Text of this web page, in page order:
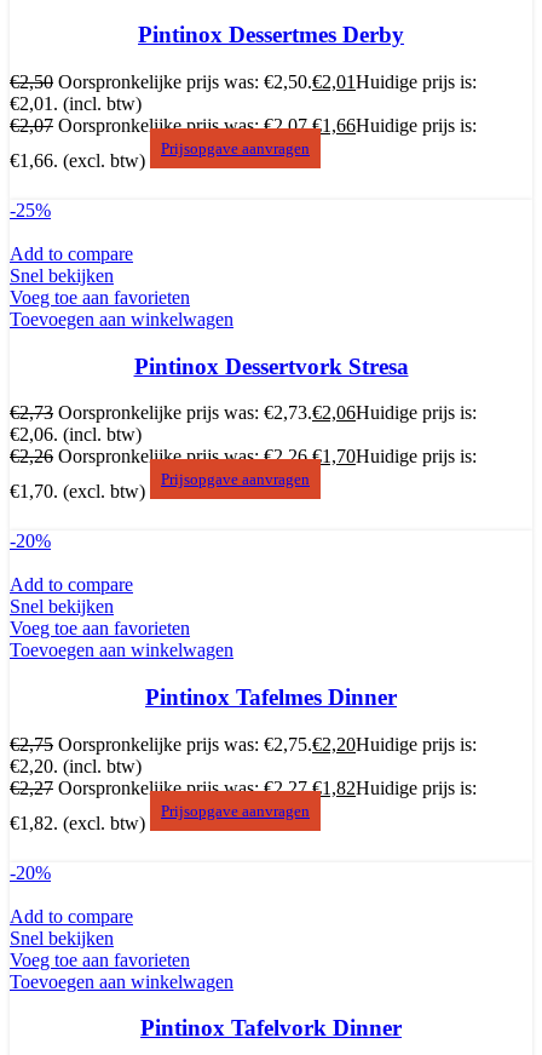
Pintinox Dessertmes Derby
€2,50 Oorspronkelijke prijs was: €2,50.€2,01Huidige prijs is:
€2,01. (incl. btw)
€2,07 Oorspronkelijke prijs was: €2,07.€1,66Huidige prijs is:
€1,66. (excl. btw)
Prijsopgave aanvragen
-25%
Add to compare
Snel bekijken
Voeg toe aan favorieten
Toevoegen aan winkelwagen
Pintinox Dessertvork Stresa
€2,73 Oorspronkelijke prijs was: €2,73.€2,06Huidige prijs is:
€2,06. (incl. btw)
€2,26 Oorspronkelijke prijs was: €2,26.€1,70Huidige prijs is:
€1,70. (excl. btw)
Prijsopgave aanvragen
-20%
Add to compare
Snel bekijken
Voeg toe aan favorieten
Toevoegen aan winkelwagen
Pintinox Tafelmes Dinner
€2,75 Oorspronkelijke prijs was: €2,75.€2,20Huidige prijs is:
€2,20. (incl. btw)
€2,27 Oorspronkelijke prijs was: €2,27.€1,82Huidige prijs is:
€1,82. (excl. btw)
Prijsopgave aanvragen
-20%
Add to compare
Snel bekijken
Voeg toe aan favorieten
Toevoegen aan winkelwagen
Pintinox Tafelvork Dinner